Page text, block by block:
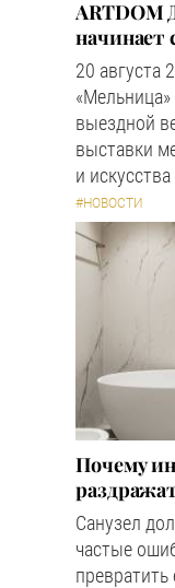
начинает
20 августа
выездной
выставки
и искусства
#НОВОСТИ
Почему
Санузел
частые